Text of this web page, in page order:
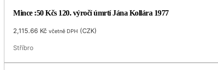
Mince :50 Kčs 120. výročí úmrtí Jána Kollára 1977
2,115.66 Kč včetně DPH (CZK)
Stříbro